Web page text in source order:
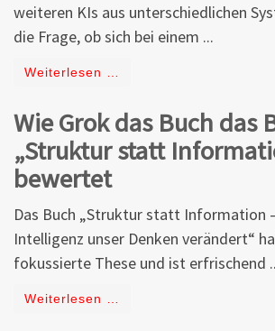
weiteren KIs aus unterschiedlichen
die Frage, ob sich bei einem ...
Weiterlesen …
Wie Grok das Buch das
„Struktur statt
bewertet
Das Buch „Struktur statt Information
Intelligenz unser Denken verändert“
fokussierte These und ist erfrischend
Weiterlesen …